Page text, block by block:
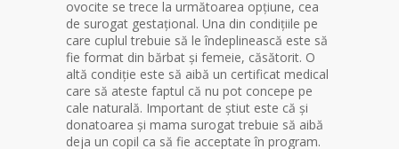
ovocite se trece la următoarea opțiune, cea
de surogat gestațional. Una din condițiile pe
care cuplul trebuie să le îndeplinească este să
fie format din bărbat și femeie, căsătorit. O
altă condiție este să aibă un certificat medical
care să ateste faptul că nu pot concepe pe
cale naturală. Important de știut este că și
donatoarea și mama surogat trebuie să aibă
deja un copil ca să fie acceptate în program.